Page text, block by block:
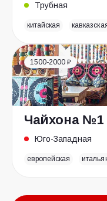
Трубная
китайская
1500-2000 ₽
Чайхона
Юго-Западная
европейская